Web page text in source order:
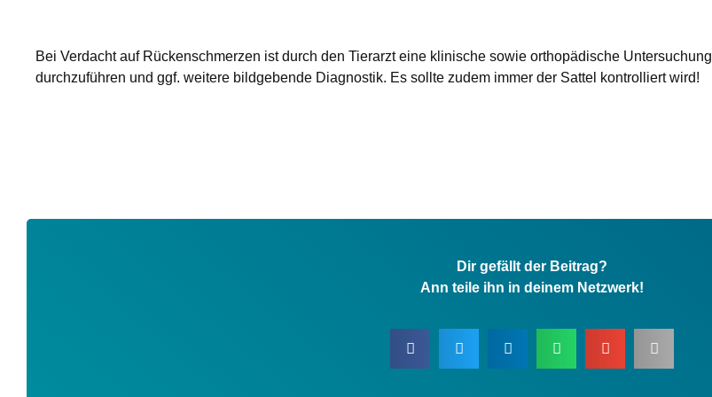
Bei Verdacht auf Rückenschmerzen ist durch den Tierarzt eine klinische sowie orthopädische Untersuchung
durchzuführen und ggf. weitere bildgebende Diagnostik. Es sollte zudem immer der Sattel kontrolliert wird!
Dir gefällt der Beitrag?
Ann teile ihn in deinem Netzwerk!